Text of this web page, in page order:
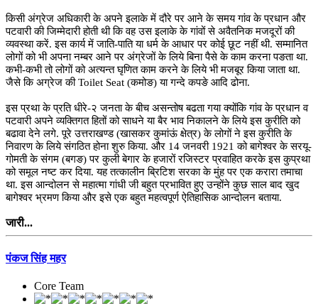
किसी अंग्रेज अधिकारी के अपने इलाके में दौरे पर आने के समय गांव के प्रधान और
पटवारी की जिम्मेदारी होती थी कि वह उस इलाके के गांवों से अवैतनिक मजदूरों की
व्यवस्था करें. इस कार्य में जाति-पाति या धर्म के आधार पर कोई छूट नहीं थी. सम्मानित
लोगों को भी अपना नम्बर आने पर अंग्रेजों के लिये बिना पैसे के काम करना पङता था.
कभी-कभी तो लोगों को अत्यन्त घृणित काम करने के लिये भी मजबूर किया जाता था.
जैसे कि अग्रेज की Toilet Seat (कमोङ) या गन्दे कपङे आदि ढोना.
इस प्रथा के प्रति धीरे-२ जनता के बीच असन्तोष बढता गया क्योंकि गांव के प्रधान व
पटवारी अपने व्यक्तिगत हितों को साधने या बैर भाव निकालने के लिये इस कुरीति को
बढावा देने लगे. पूरे उत्तराखण्ड (खासकर कुमांऊं क्षेत्र) के लोगों ने इस कुरीति के
निवारण के लिये संगठित होना शुरु किया. और 14 जनवरी 1921 को बागेश्वर के सरयू-
गोमती के संगम (बगङ) पर कुली बेगार के हजारों रजिस्टर प्रवाहित करके इस कुप्रथा
को समूल नष्ट कर दिया. यह तत्कालीन ब्रिटिश सरका के मुंह पर एक करारा तमाचा
था. इस आन्दोलन से महात्मा गांधी जी बहुत प्रभावित हुए उन्होंने कुछ साल बाद खुद
बागेश्वर भ्रमण किया और इसे एक बहुत महत्वपूर्ण ऐतिहासिक आन्दोलन बताया.
जारी...
पंकज सिंह महर
Core Team